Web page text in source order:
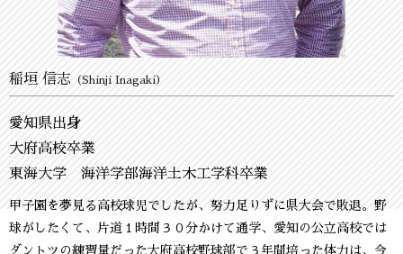
稲垣 信志（Shinji Inagaki）
愛知県出身
大府高校卒業
東海大学 海洋学部海洋土木工学科卒業
甲子園を夢見る高校球児でしたが、努力足りずに県大会で敗退。野
球がしたくて、片道１時間３０分かけて通学、愛知の公立高校では
ダントツの練習量だった大府高校野球部で３年間培った体力は、今